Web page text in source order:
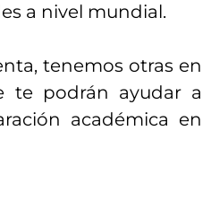
a nivel mundial.
tenemos otras en
te podrán ayudar a
académica en